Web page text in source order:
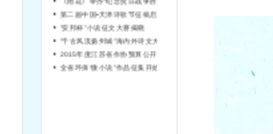
第二届中国•天津诗歌节征稿启事
“安邦杯”小说征文大赛揭晓